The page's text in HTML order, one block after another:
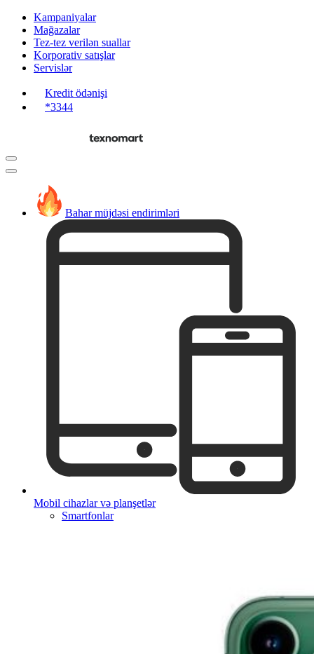
Kampaniyalar
Mağazalar
Tez-tez verilən suallar
Korporativ satışlar
Servislər
Kredit ödənişi
*3344
Bahar müjdəsi endirimləri
Mobil cihazlar və planşetlər
Smartfonlar